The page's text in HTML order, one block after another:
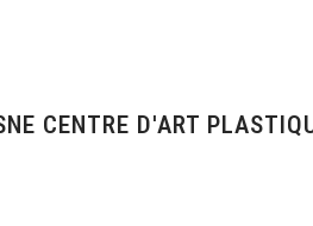
CENTRE D'ART